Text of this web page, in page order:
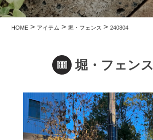
HOME > アイテム >堀・フェンス>240804
堀・フェンス